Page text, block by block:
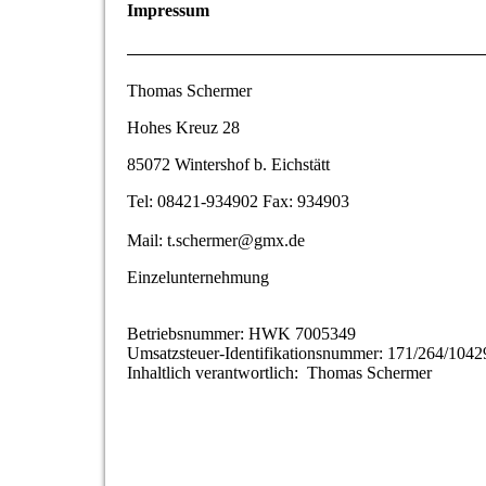
Impressum
Thomas Schermer
Hohes Kreuz 28
85072 Wintershof b. Eichstätt
Tel: 08421-934902 Fax: 934903
Mail: t.schermer@gmx.de
Einzelunternehmung
Betriebsnummer: HWK 7005349
Umsatzsteuer-Identifikationsnummer: 171/264/
Inhaltlich verantwortlich: Thomas Schermer